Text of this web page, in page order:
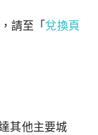
請至「兌換頁
其他主要城